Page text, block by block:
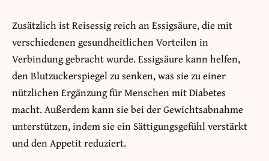
Zusätzlich ist Reisessig reich an Essigsäure, die mit
verschiedenen gesundheitlichen Vorteilen in
Verbindung gebracht wurde. Essigsäure kann helfen,
den Blutzuckerspiegel zu senken, was sie zu einer
nützlichen Ergänzung für Menschen mit Diabetes
macht. Außerdem kann sie bei der Gewichtsabnahme
unterstützen, indem sie ein Sättigungsgefühl verstärkt
und den Appetit reduziert.